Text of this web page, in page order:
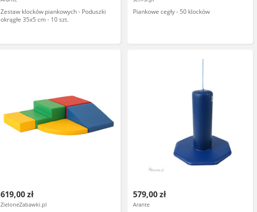
Zestaw klocków piankowych - Poduszki
okrągłe 35x5 cm - 10 szt.
Piankowe cegły - 50 klocków
619,00 zł
ZieloneZabawki.pl
579,00 zł
Arante